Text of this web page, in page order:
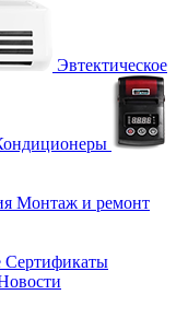
Эвтектическое
Монтаж и ремонт
Сертификаты